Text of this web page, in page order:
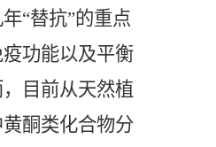
“替抗”的重点
功能以及平衡
目前从天然植
酮类化合物分